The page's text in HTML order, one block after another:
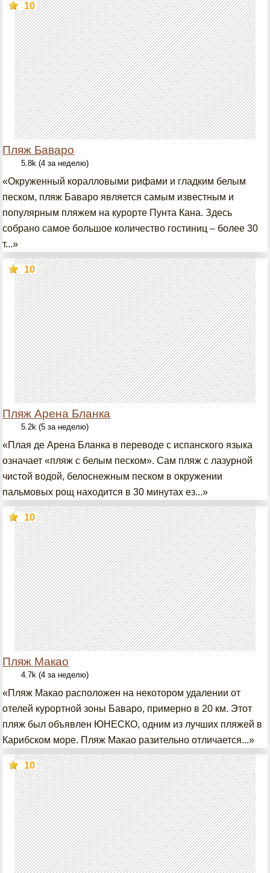
Пляж Баваро
10
5.8k (4 за неделю)
«Окруженный коралловыми рифами и гладким белым
песком, пляж Баваро является самым известным и
популярным пляжем на курорте Пунта Кана. Здесь
собрано самое большое количество гостиниц – более 30
т...»
Пляж Арена Бланка
10
5.2k (5 за неделю)
«Плая де Арена Бланка в переводе с испанского языка
означает «пляж с белым песком». Сам пляж с лазурной
чистой водой, белоснежным песком в окружении
пальмовых рощ находится в 30 минутах ез...»
Пляж Макао
10
4.7k (4 за неделю)
«Пляж Макао расположен на некотором удалении от
отелей курортной зоны Баваро, примерно в 20 км. Этот
пляж был объявлен ЮНЕСКО, одним из лучших пляжей в
Карибском море. Пляж Макао разительно отличается...»
10